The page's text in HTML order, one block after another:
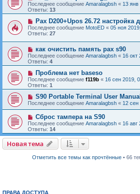
Последнее сообщение Amaralagbsh « 13 янв
Ответы: 13
Pax D200+Upos 26.72 настройка
Последнее сообщение MotoED « 05 ноя
Ответы: 27
как очистить память pax s90
Последнее сообщение Amaralagbsh « 16 окт
Ответы: 4
Проблема нет baseso
Последнее сообщение f119b « 16 сен 2019,
Ответы: 1
S90 Portable Terminal User
Последнее сообщение Amaralagbsh « 12 сен
Сброс тампера на S90
Последнее сообщение Amaralagbsh « 16 авг
Ответы: 14
Новая тема
Новаятема
Отметить все темы как прочтённые• 66
ПРАВА ДОСТУПА